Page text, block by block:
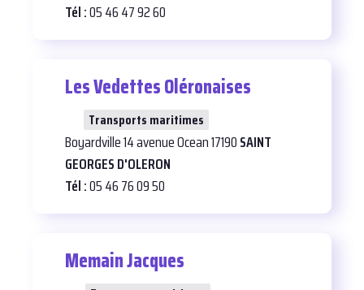
Tél :05 46 47 92 60
Les Vedettes Oléronaises
Transports maritimes
Boyardville 14 avenue Ocean 17190SAINT
GEORGES D'OLERON
Tél :05 46 76 09 50
Memain Jacques